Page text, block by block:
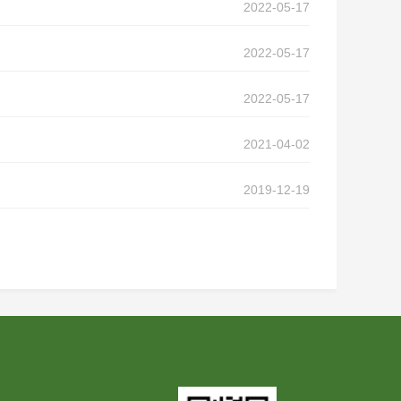
2022-05-17
2022-05-17
2022-05-17
2021-04-02
2019-12-19